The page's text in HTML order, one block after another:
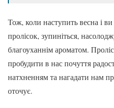
Тож, коли наступить весна і
пролісок, зупиніться,
благоуханнім ароматом.
пробудити в нас почуття
натхненням та нагадати нам
оточує.